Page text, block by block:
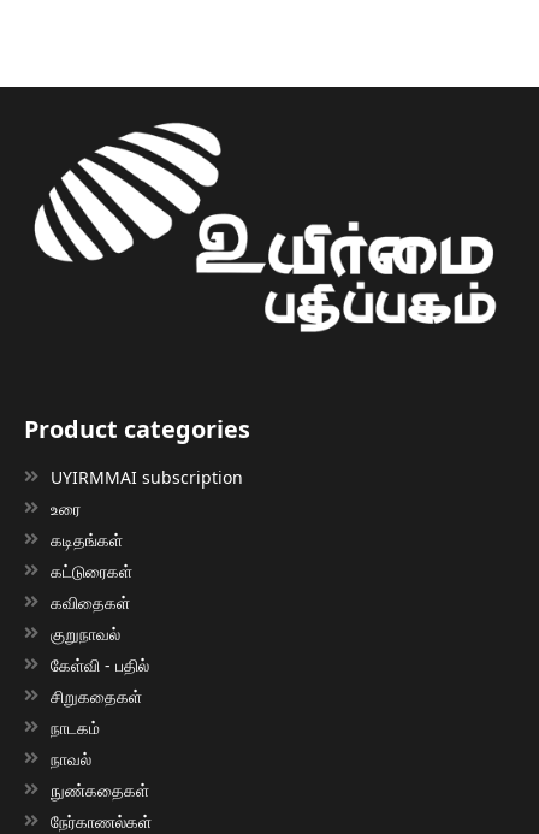
Product categories
UYIRMMAI subscription
உரை
கடிதங்கள்
கட்டுரைகள்
கவிதைகள்
குறுநாவல்
கேள்வி - பதில்
சிறுகதைகள்
நாடகம்
நாவல்
நுண்கதைகள்
நேர்காணல்கள்